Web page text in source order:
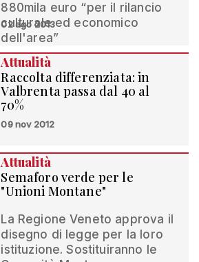
880mila euro “per il rilancio
culturale ed economico
dell'area”
02 ago 2013
Attualità
Raccolta differenziata: in
Valbrenta passa dal 40 al
70%
09 nov 2012
Attualità
Semaforo verde per le
"Unioni Montane"
La Regione Veneto approva il
disegno di legge per la loro
istituzione. Sostituiranno le